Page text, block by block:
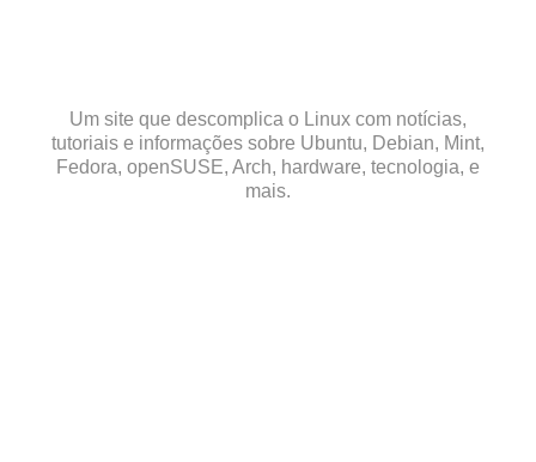
Um site que descomplica o Linux com notícias,
tutoriais e informações sobre Ubuntu, Debian, Mint,
Fedora, openSUSE, Arch, hardware, tecnologia, e
mais.